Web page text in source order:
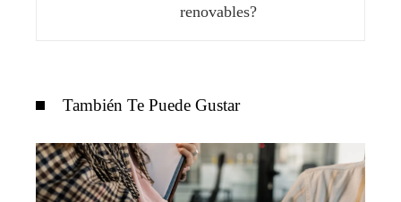
renovables?
También Te Puede Gustar